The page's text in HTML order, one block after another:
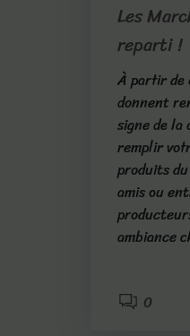
Les
reparti !
À partir de
donnent
signe de
remplir
produits
amis ou
ambiance
0